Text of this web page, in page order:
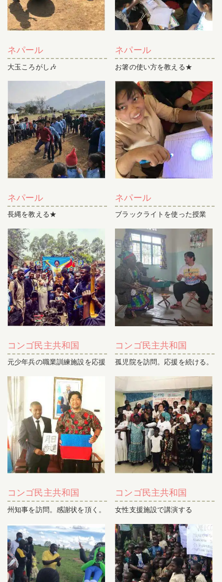
ネパール
大玉ころがし🎶
ネパール
お箸の使い方を教える★
ネパール
長縄を教える★
ネパール
ブラックライトを使った授業
コンゴ民主共和国
元少年兵の職業訓練施設を応援
コンゴ民主共和国
孤児院を訪問。応援を続ける。
コンゴ民主共和国
州知事を訪問。感謝状を頂く。
コンゴ民主共和国
女性支援施設で講演する